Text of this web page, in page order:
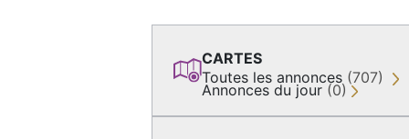
CARTES
Toutes les annonces (707)
Annonces du jour (0)